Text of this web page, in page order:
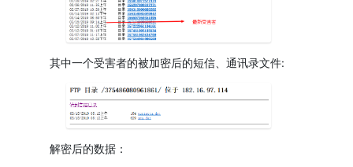
其中一个受害者的被加密后的短信、通讯录文件:
解密后的数据：